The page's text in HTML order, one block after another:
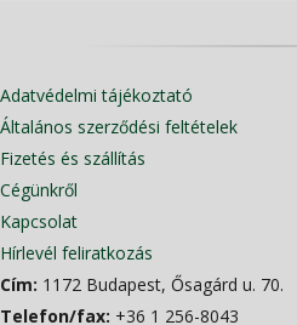
Adatvédelmi tájékoztató
Általános szerződési feltételek
Fizetés és szállítás
Cégünkről
Kapcsolat
Hírlevél feliratkozás
Cím: 1172 Budapest, Ősagárd u. 70.
Telefon/fax: +36 1 256-8043